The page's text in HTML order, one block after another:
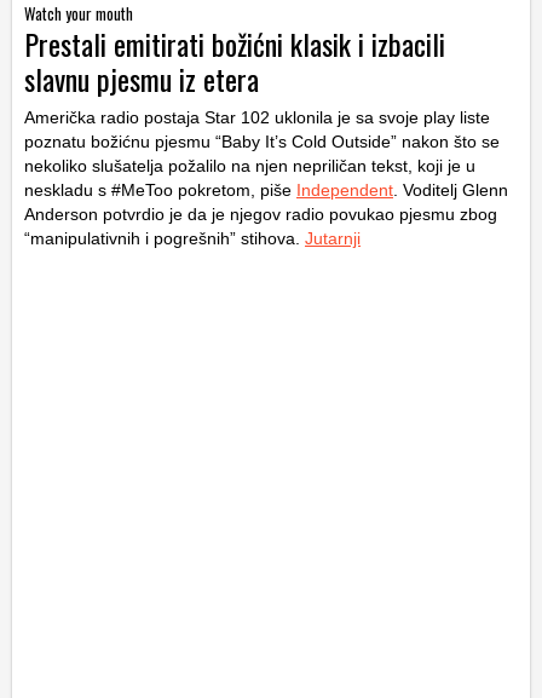
Watch your mouth
Prestali emitirati božićni klasik i izbacili
slavnu pjesmu iz etera
Američka radio postaja Star 102 uklonila je sa svoje play liste
poznatu božićnu pjesmu “Baby It’s Cold Outside” nakon što se
nekoliko slušatelja požalilo na njen nepriličan tekst, koji je u
neskladu s #MeToo pokretom, piše Independent . Voditelj Glenn
Anderson potvrdio je da je njegov radio povukao pjesmu zbog
“manipulativnih i pogrešnih” stihova. Jutarnji